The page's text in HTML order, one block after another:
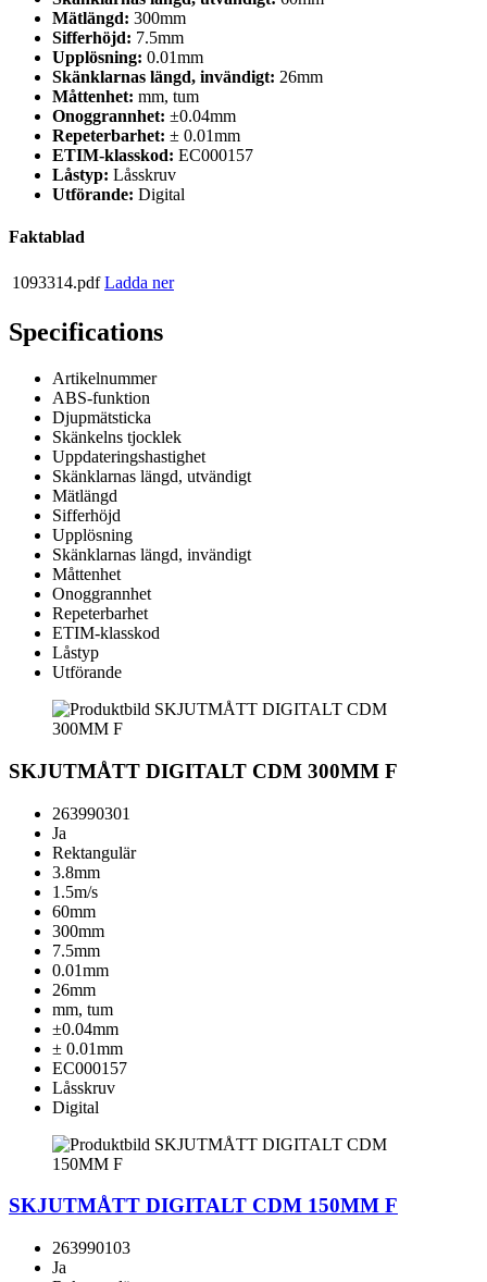
Mätlängd: 300mm
Sifferhöjd: 7.5mm
Upplösning: 0.01mm
Skänklarnas längd, invändigt: 26mm
Måttenhet: mm, tum
Onoggrannhet: ±0.04mm
Repeterbarhet: ± 0.01mm
ETIM-klasskod: EC000157
Låstyp: Låsskruv
Utförande: Digital
Faktablad
1093314.pdf Ladda ner
Specifications
Artikelnummer
ABS-funktion
Djupmätsticka
Skänkelns tjocklek
Uppdateringshastighet
Skänklarnas längd, utvändigt
Mätlängd
Sifferhöjd
Upplösning
Skänklarnas längd, invändigt
Måttenhet
Onoggrannhet
Repeterbarhet
ETIM-klasskod
Låstyp
Utförande
SKJUTMÅTT DIGITALT CDM 300MM F
263990301
Ja
Rektangulär
3.8mm
1.5m/s
60mm
300mm
7.5mm
0.01mm
26mm
mm, tum
±0.04mm
± 0.01mm
EC000157
Låsskruv
Digital
SKJUTMÅTT DIGITALT CDM 150MM F
263990103
Ja